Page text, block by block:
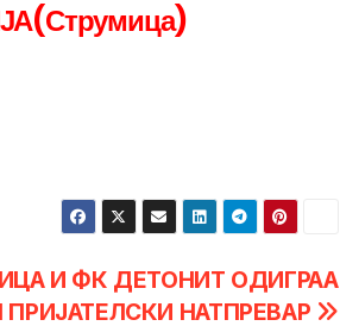
И ФК ДЕТОНИТ ОДИГРАА
ПРИЈАТЕЛСКИ НАТПРЕВАР